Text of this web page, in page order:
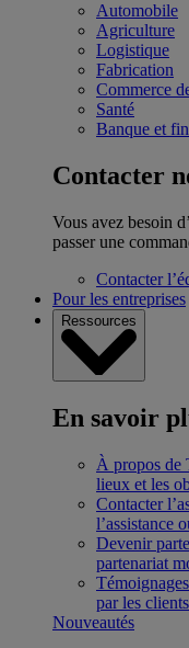
Automobile
Agriculture
Logistique
Fabrication
Commerce
Santé
Banque et
Contacter
Vous avez besoin
passer une
Contacter
Pour les entreprises
Ressources
En savoir
À propos de
lieux et les
Contacter
l’assistance
Devenir
partenariat
par les
Nouveautés